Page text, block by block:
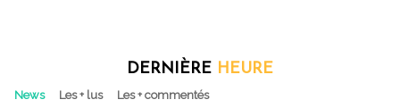
DERNIÈRE HEURE
News Les + lus Les + commentés